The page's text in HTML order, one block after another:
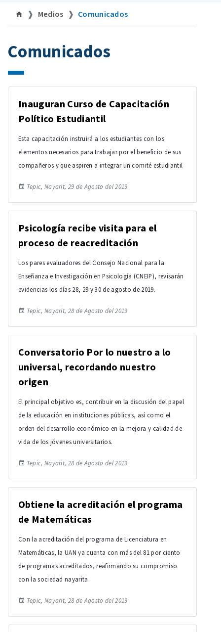
Medios Comunicados
Comunicados
Inauguran Curso de Capacitación
Político Estudiantil
Esta capacitación instruirá a los estudiantes con los
elementos necesarios para trabajar por el beneficio de sus
compañeros y que aspiren a integrar un comité estudiantil
Tepic, Nayarit, 29 de Agosto del 2019
Psicología recibe visita para el
proceso de reacreditación
Los pares evaluadores del Consejo Nacional para la
Enseñanza e Investigación en Psicología (CNEIP), revisarán
evidencias los días 28, 29 y 30 de agosto de 2019.
Tepic, Nayarit, 28 de Agosto del 2019
Conversatorio Por lo nuestro a lo
universal, recordando nuestro
origen
El principal objetivo es, contribuir en la discusión del papel
de la educación en instituciones públicas, así como el
orden del desarrollo económico en la mejora y calidad de
vida de los jóvenes universitarios.
Tepic, Nayarit, 28 de Agosto del 2019
Obtiene la acreditación el programa
de Matemáticas
Con la acreditación del programa de Licenciatura en
Matemáticas, la UAN ya cuenta con más del 81 por ciento
de programas acreditados, reafirmando su compromiso
con la sociedad nayarita.
Tepic, Nayarit, 28 de Agosto del 2019